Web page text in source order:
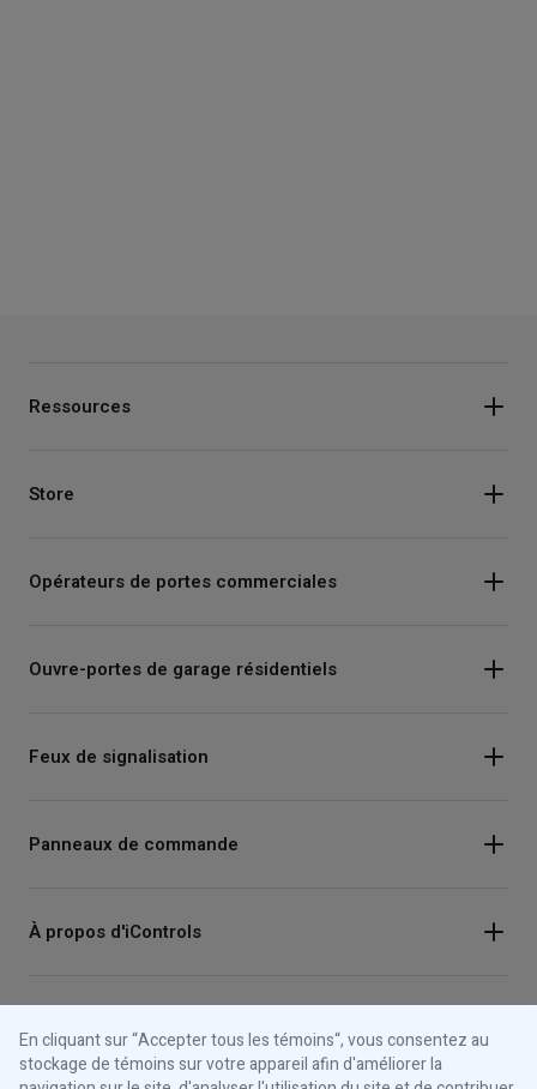
Ressources
Store
Opérateurs de portes commerciales
Ouvre-portes de garage résidentiels
Feux de signalisation
Panneaux de commande
À propos d'iControls
Instagram
En cliquant sur “Accepter tous les témoins“, vous consentez au
stockage de témoins sur votre appareil afin d'améliorer la